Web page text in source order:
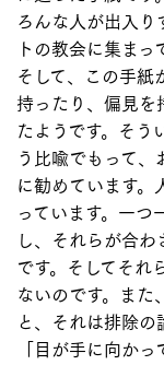
ろんな人が出入
トの教会に集まっ
そして、この手
持ったり、偏見を
たようです。そう
う比喩でもって
に勧めています
っています。一
し、それらが合
です。そしてそれ
ないのです。また
と、それは排除の
「目が手に向か